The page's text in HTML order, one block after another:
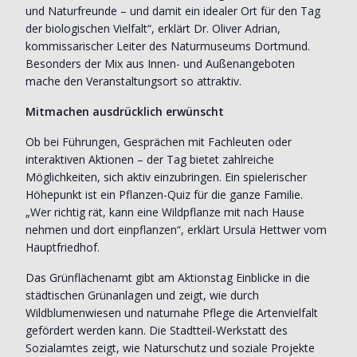
und Naturfreunde – und damit ein idealer Ort für den Tag
der biologischen Vielfalt“, erklärt Dr. Oliver Adrian,
kommissarischer Leiter des Naturmuseums Dortmund.
Besonders der Mix aus Innen- und Außenangeboten
mache den Veranstaltungsort so attraktiv.
Mitmachen ausdrücklich erwünscht
Ob bei Führungen, Gesprächen mit Fachleuten oder
interaktiven Aktionen – der Tag bietet zahlreiche
Möglichkeiten, sich aktiv einzubringen. Ein spielerischer
Höhepunkt ist ein Pflanzen-Quiz für die ganze Familie.
„Wer richtig rät, kann eine Wildpflanze mit nach Hause
nehmen und dort einpflanzen“, erklärt Ursula Hettwer vom
Hauptfriedhof.
Das Grünflächenamt gibt am Aktionstag Einblicke in die
städtischen Grünanlagen und zeigt, wie durch
Wildblumenwiesen und naturnahe Pflege die Artenvielfalt
gefördert werden kann. Die Stadtteil-Werkstatt des
Sozialamtes zeigt, wie Naturschutz und soziale Projekte